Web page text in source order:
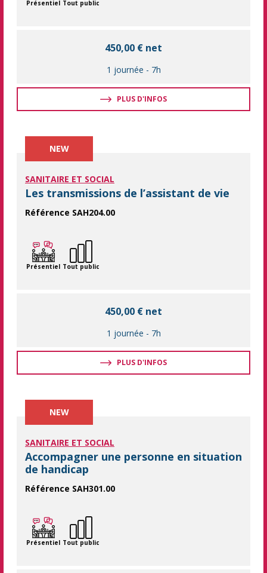
Présentiel Tout public
450,00 € net
1 journée - 7h
PLUS D'INFOS
NEW
SANITAIRE ET SOCIAL
Les transmissions de l’assistant de vie
Référence SAH204.00
Présentiel Tout public
450,00 € net
1 journée - 7h
PLUS D'INFOS
NEW
SANITAIRE ET SOCIAL
Accompagner une personne en situation
de handicap
Référence SAH301.00
Présentiel Tout public